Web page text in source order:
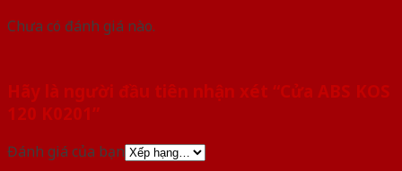
Chưa có đánh giá nào.
Hãy là người đầu tiên nhận xét “Cửa ABS KOS
120 K0201”
Đánh giá của bạn